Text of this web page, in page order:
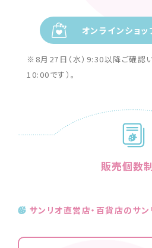
オンラインショッ
※8月27日（水）9:30以降ご確認
10:00です）。
販売個数
サンリオ直営店・百貨店のサ